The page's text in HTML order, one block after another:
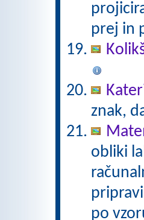
prej in
znak,
obliki
po